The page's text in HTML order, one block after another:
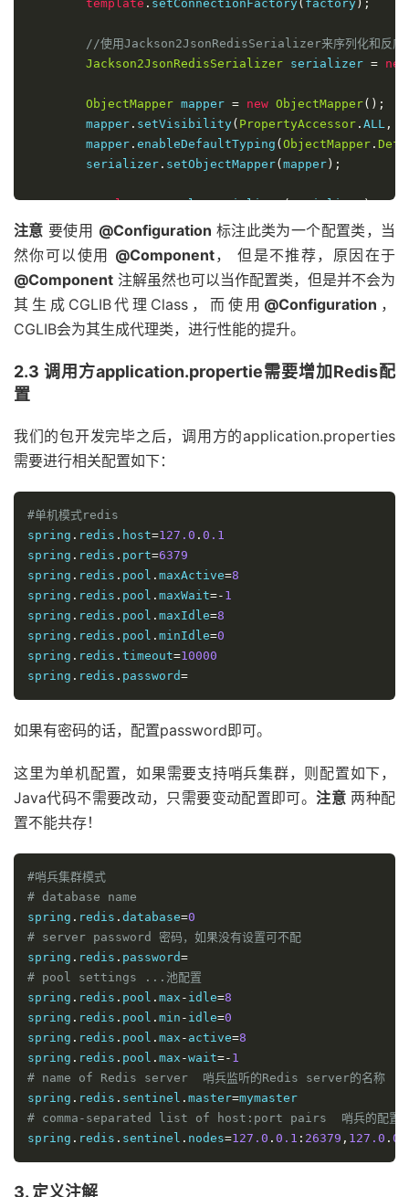
template . setConnectionFactory( factory );
//使用Jackson2JsonRedisSerializer来序列化和反序
Jackson2JsonRedisSerializer serializer = new
ObjectMapper mapper = new ObjectMapper();
        mapper
. setVisibility( PropertyAccessor . ALL ,
        mapper
. enableDefaultTyping ( ObjectMapper .
        serializer
. setObjectMapper( mapper );
template.setValueSerializer(serializer);
//使用StringRedisSerializer来序列化和反序列化
template
setKeySerializer new
template.afterPropertiesSet ();
        LOGGER
.info("Springboot RedisTemplate 加载完
return template;
}
注意 要使用 @Configuration 标注此类为一个配置类，当
然你可以使用 @Component， 但是不推荐，原因在于
@Component 注解虽然也可以当作配置类，但是并不会为
其生成CGLIB代理Class，而使用 @Configuration ，
CGLIB会为其生成代理类，进行性能的提升。
2.3 调用方application.propertie需要增加Redis配
置
我们的包开发完毕之后，调用方的application.properties
需要进行相关配置如下：
#单机模式redis
spring . redis . host=127.0 . 0.1
spring . redis . port=6379
spring . redis . pool . maxActive=8
spring . redis . pool . maxWait=- 1
spring . redis . pool . maxIdle=8
spring . redis . pool . minIdle=0
spring . redis . timeout=10000
spring . redis . password=
如果有密码的话，配置password即可。
这里为单机配置，如果需要支持哨兵集群，则配置如下，
Java代码不需要改动，只需要变动配置即可。注意两种配
置不能共存！
#哨兵集群模式
# database name
spring . redis . database=0
# server password 密码，如果没有设置可不配
spring . redis . password=
# pool settings ...池配置
spring . redis . pool . max - idle=8
spring . redis . pool . min - idle=0
spring . redis . pool . max - active=8
spring . redis . pool . max -wait=- 1
# name of Redis server  哨兵监听的Redis server的名称
spring . redis . sentinel . master=
# comma-separated list of host:port pairs  哨兵的配置
spring . redis . sentinel . nodes=127.0 . 0.1 : 26379 , 127.0 .
3. 定义注解